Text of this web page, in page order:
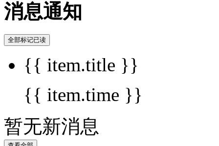
消息通知
全部标记已读
{{ item.title }}
{{ item.time }}
暂无新消息